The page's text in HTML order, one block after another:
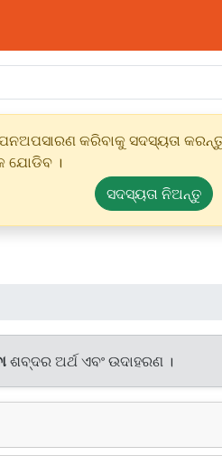
କରିବାକୁ ସଦସ୍ୟତା କରନ୍ତୁ
ଯୋଡିବ ।
ସଦସ୍ୟତା ନିଅନ୍ତୁ
ଶବ୍ଦର ଅର୍ଥ ଏବଂ ଉଦାହରଣ ।